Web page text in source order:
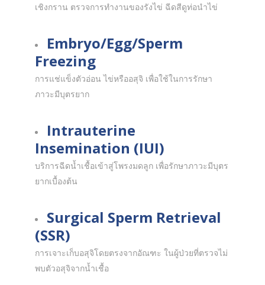
เชิงกราน ตรวจการทำงานของรังไข่ ฉีดสีดูท่อนำไข่
Embryo/Egg/Sperm
Freezing
การแช่แข็งตัวอ่อน ไข่หรืออสุจิ เพื่อใช้ในการรักษา
ภาวะมีบุตรยาก
Intrauterine
Insemination (IUI)
บริการฉีดน้ำเชื้อเข้าสู่โพรงมดลูก เพื่อรักษาภาวะมีบุตร
ยากเบื้องต้น
Surgical Sperm Retrieval
(SSR)
การเจาะเก็บอสุจิโดยตรงจากอัณฑะ ในผู้ป่วยที่ตรวจไม่
พบตัวอสุจิจากน้ำเชื้อ